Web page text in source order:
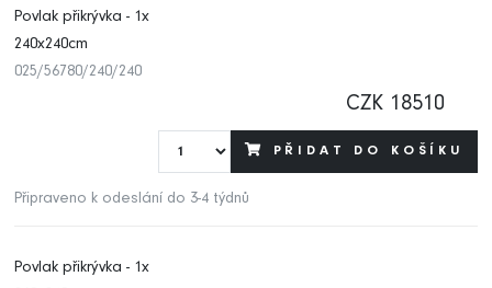
Povlak přikrývka - 1x
240x240cm
025/56780/240/240
CZK 18510
PŘIDAT DO KOŠÍKU
Připraveno k odeslání do 3-4 týdnů
Povlak přikrývka - 1x